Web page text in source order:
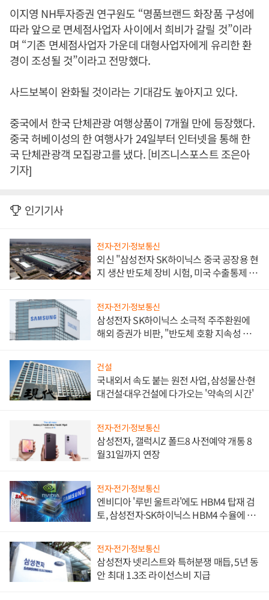
이지영 NH투자증권 연구원도 “명품브랜드 화장품 구성에
따라 앞으로 면세점사업자 사이에서 희비가 갈릴 것”이라
며 “기존 면세점사업자 가운데 대형사업자에게 유리한 환
경이 조성될 것”이라고 전망했다.
사드보복이 완화될 것이라는 기대감도 높아지고 있다.
중국에서 한국 단체관광 여행상품이 7개월 만에 등장했다.
중국 허베이성의 한 여행사가 24일부터 인터넷을 통해 한
국 단체관광객 모집광고를 냈다. [비즈니스포스트 조은아
기자]
인기기사
전자·전기·정보통신
외신 "삼성전자 SK하이닉스 중국 공장용 현
지 생산 반도체 장비 시험, 미국 수출통제 대
전자·전기·정보통신
삼성전자 SK하이닉스 소극적 주주환원에
해외 증권가 비판, "반도체 호황 지속성 의
건설
국내외서 속도 붙는 원전 사업, 삼성물산·현
대건설·대우건설에 다가오는 '약속의 시간'
전자·전기·정보통신
삼성전자, 갤럭시Z 폴드8 사전예약 개통 8
월31일까지 연장
전자·전기·정보통신
엔비디아 '루빈 울트라'에도 HBM4 탑재 검
토, 삼성전자·SK하이닉스 HBM4 수율에 주
전자·전기·정보통신
삼성전자 넷리스트와 특허분쟁 매듭, 5년 동
안 최대 1.3조 라이선스비 지급